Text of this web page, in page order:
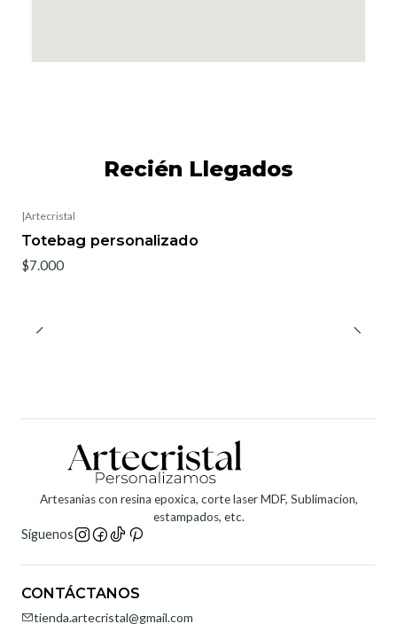
Recién Llegados
|Artecristal
Totebag personalizado
$7.000
Artesanias con resina epoxica, corte laser MDF, Sublimacion,
estampados, etc.
Síguenos
CONTÁCTANOS
tienda.artecristal@gmail.com